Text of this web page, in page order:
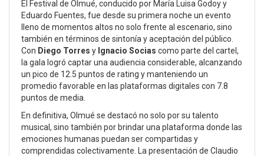
El Festival de Olmué, conducido por María Luisa Godoy y
Eduardo Fuentes, fue desde su primera noche un evento
lleno de momentos altos no solo frente al escenario, sino
también en términos de sintonía y aceptación del público.
Con Diego Torres y Ignacio Socias como parte del cartel,
la gala logró captar una audiencia considerable, alcanzando
un pico de 12.5 puntos de rating y manteniendo un
promedio favorable en las plataformas digitales con 7.8
puntos de media.
En definitiva, Olmué se destacó no solo por su talento
musical, sino también por brindar una plataforma donde las
emociones humanas puedan ser compartidas y
comprendidas colectivamente. La presentación de Claudio